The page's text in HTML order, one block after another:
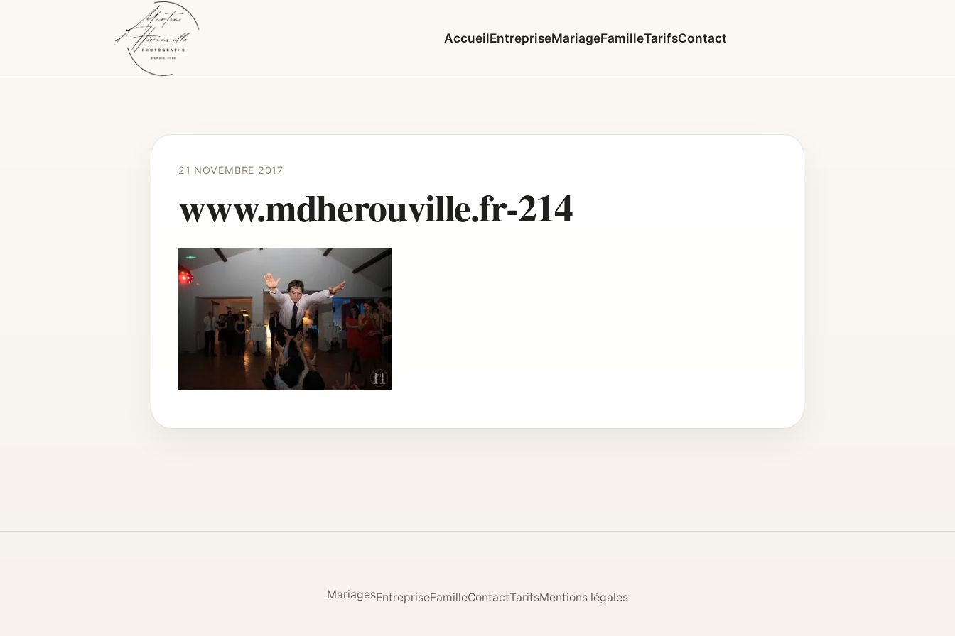
AccueilEntrepriseMariageFamilleTarifsContact
21 NOVEMBRE 2017
www.mdherouville.fr-214
MariagesEntrepriseFamilleContactTarifsMentions légales